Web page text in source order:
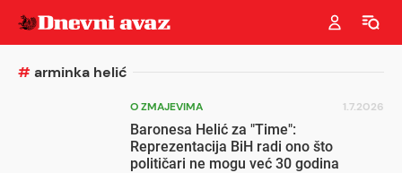
#arminka helić
O ZMAJEVIMA 1.7.2026
Baronesa Helić za "Time":
Reprezentacija BiH radi ono što
političari ne mogu već 30 godina